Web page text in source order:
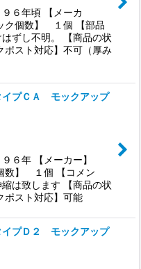
年頃 【メーカ
個数】 １個 【部品
し不明。 【商品の状
スト対応】不可（厚み
プＣＡ モックアップ
６年 【メーカー】
数】 １個 【コメン
は致します 【商品の状
スト対応】可能
プＤ２ モックアップ